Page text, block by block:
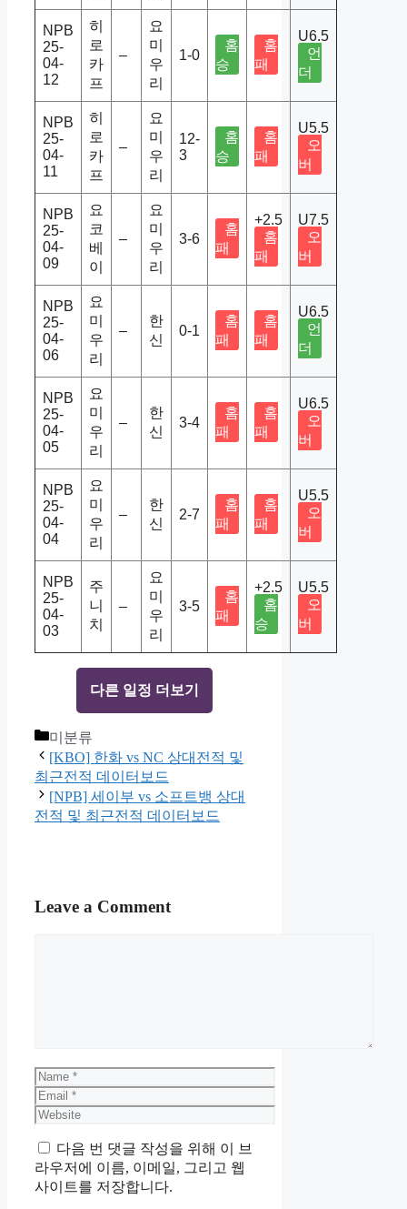
NPB
25-
04-
12
히
로
카
프
–
요
미
우
리
1-0
홈
승
홈
패
U6.5
언
더
NPB
25-
04-
11
히
로
카
프
–
요
미
우
리
12-
3
홈
승
홈
패
U5.5
오
버
NPB
25-
04-
09
요
코
베
이
–
요
미
우
리
3-6
홈
패
+2.5
홈
패
U7.5
오
버
NPB
25-
04-
06
요
미
우
리
–
한
신
0-1
홈
패
홈
패
U6.5
언
더
NPB
25-
04-
05
요
미
우
리
–
한
신
3-4
홈
패
홈
패
U6.5
오
버
NPB
25-
04-
04
요
미
우
리
–
한
신
2-7
홈
패
홈
패
U5.5
오
버
NPB
25-
04-
03
주
니
치
–
요
미
우
리
3-5
홈
패
+2.5
홈
승
U5.5
오
버
다른 일정 더보기
Categories
미분류
[KBO] 한화 vs NC 상대전적 및
최근전적 데이터보드
[NPB] 세이부 vs 소프트뱅 상대
전적 및 최근전적 데이터보드
Leave a Comment
Name
Email
Website
다음 번 댓글 작성을 위해 이 브
라우저에 이름, 이메일, 그리고 웹
사이트를 저장합니다.